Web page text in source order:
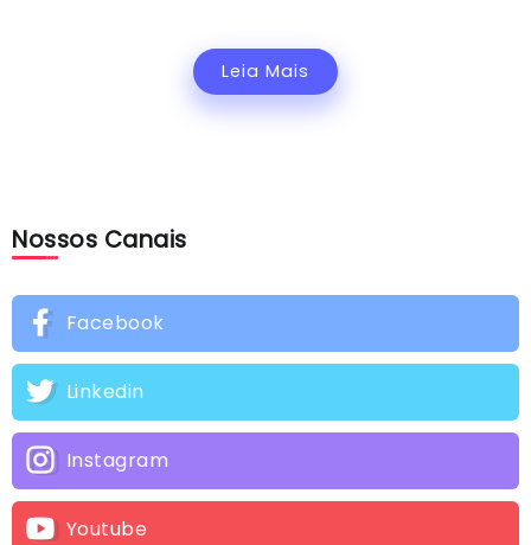
Leia Mais
Nossos Canais
Facebook
Linkedin
Instagram
Youtube